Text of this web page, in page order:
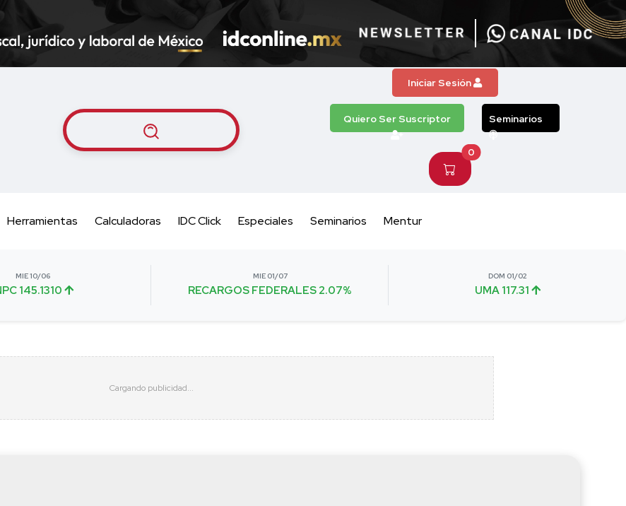
Iniciar Sesión
Quiero Ser Suscriptor Seminarios
0
Herramientas Calculadoras IDC Click Especiales Seminarios Mentur
MIE 10/06
145.1310
MIE 01/07
RECARGOS FEDERALES 2.07%
DOM 01/02
UMA 117.31